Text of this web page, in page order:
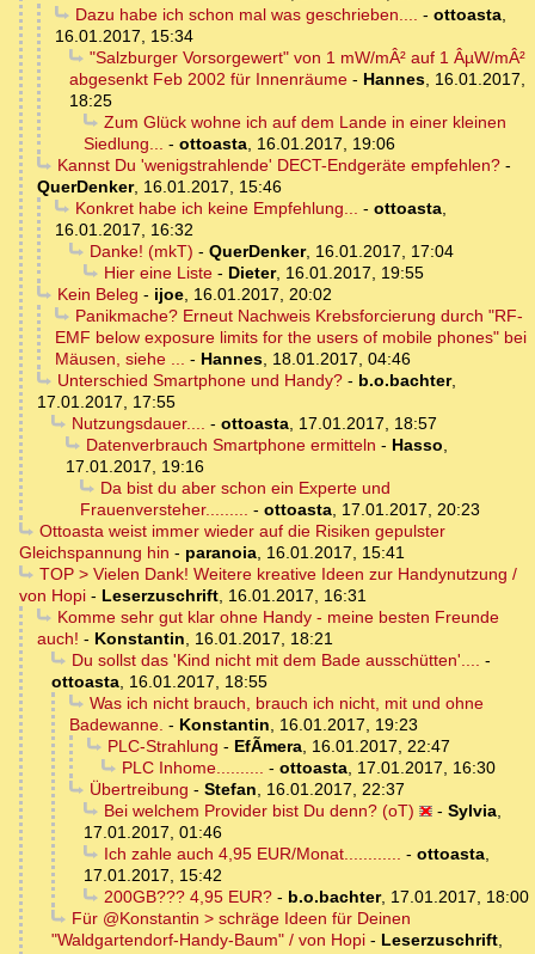
Dazu habe ich schon mal was geschrieben.... - ottoasta,
16.01.2017, 15:34
"Salzburger Vorsorgewert" von 1 mW/mÂ² auf 1 ÂµW/mÂ²
abgesenkt Feb 2002 für Innenräume - Hannes, 16.01.2017,
18:25
Zum Glück wohne ich auf dem Lande in einer kleinen
Siedlung... - ottoasta, 16.01.2017, 19:06
Kannst Du 'wenigstrahlende' DECT-Endgeräte empfehlen?-
QuerDenker, 16.01.2017, 15:46
Konkret habe ich keine Empfehlung... - ottoasta,
16.01.2017, 16:32
Danke! (mkT) - QuerDenker, 16.01.2017, 17:04
Hier eine Liste- Dieter, 16.01.2017, 19:55
Kein Beleg - ijoe, 16.01.2017, 20:02
Panikmache? Erneut Nachweis Krebsforcierung durch "RF-
EMF below exposure limits for the users of mobile phones" bei
Mäusen, siehe ... - Hannes, 18.01.2017, 04:46
Unterschied Smartphone und Handy?- b.o.bachter,
17.01.2017, 17:55
Nutzungsdauer.... - ottoasta, 17.01.2017, 18:57
Datenverbrauch Smartphone ermitteln - Hasso,
17.01.2017, 19:16
Da bist du aber schon ein Experte und
Frauenversteher......... - ottoasta, 17.01.2017, 20:23
Ottoasta weist immer wieder auf die Risiken gepulster
Gleichspannung hin - paranoia, 16.01.2017, 15:41
TOP > Vielen Dank! Weitere kreative Ideen zur Handynutzung /
von Hopi - Leserzuschrift, 16.01.2017, 16:31
Komme sehr gut klar ohne Handy - meine besten Freunde
auch! - Konstantin, 16.01.2017, 18:21
Du sollst das 'Kind nicht mit dem Bade ausschütten'.... -
ottoasta, 16.01.2017, 18:55
Was ich nicht brauch, brauch ich nicht, mit und ohne
Badewanne. - Konstantin, 16.01.2017, 19:23
PLC-Strahlung - EfÃ­mera, 16.01.2017, 22:47
PLC Inhome.......... - ottoasta, 17.01.2017, 16:30
Übertreibung - Stefan, 16.01.2017, 22:37
Bei welchem Provider bist Du denn? (oT)
- Sylvia,
17.01.2017, 01:46
Ich zahle auch 4,95 EUR/Monat............ - ottoasta,
17.01.2017, 15:42
200GB??? 4,95 EUR?- b.o.bachter, 17.01.2017, 18:00
Für @Konstantin > schräge Ideen für Deinen
"Waldgartendorf-Handy-Baum" / von Hopi - Leserzuschrift,